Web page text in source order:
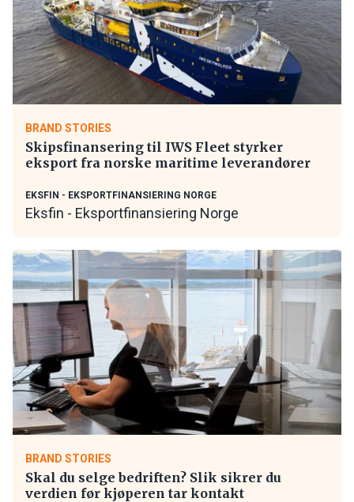
BRAND STORIES
Skipsfinansering til IWS Fleet styrker
eksport fra norske maritime leverandører
EKSFIN - EKSPORTFINANSIERING NORGE
Eksfin - Eksportfinansiering Norge
BRAND STORIES
Skal du selge bedriften? Slik sikrer du
verdien før kjøperen tar kontakt